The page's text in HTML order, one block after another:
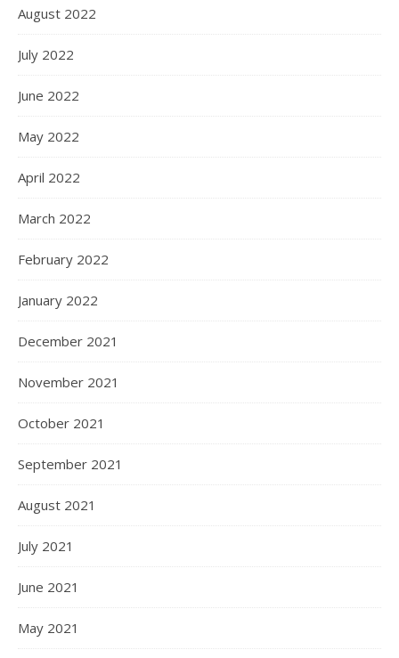
August 2022
July 2022
June 2022
May 2022
April 2022
March 2022
February 2022
January 2022
December 2021
November 2021
October 2021
September 2021
August 2021
July 2021
June 2021
May 2021